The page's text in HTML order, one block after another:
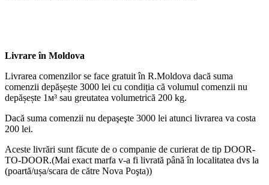
Livrare în Moldova
Livrarea comenzilor se face gratuit în R.Moldova dacă suma
comenzii depășește 3000 lei cu condiția că volumul comenzii nu
depășește 1м³ sau greutatea volumetrică 200 kg.
Dacă suma comenzii nu depaşeşte 3000 lei atunci livrarea va costa
200 lei.
Aceste livrări sunt făcute de o companie de curierat de tip DOOR-
TO-DOOR.(Mai exact marfa v-a fi livrată până în localitatea dvs la
(poartă/ușa/scara de către Nova Poşta))